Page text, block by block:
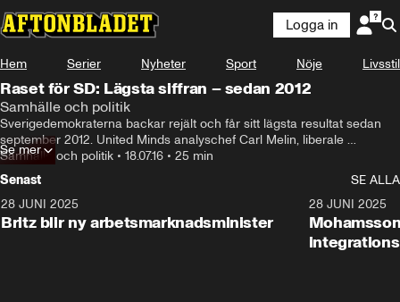
Logga in
Hem Serier Nyheter Sport Nöje Livsstil
Raset för SD: Lägsta siffran – sedan 2012
Samhälle och politik
Sverigedemokraterna backar rejält och får sitt lägsta resultat sedan
september 2012. United Minds analyschef Carl Melin, liberale
debattören Svend Dahl och Aftonbladets samhällschef Hanna Olsson
om undersökningen.
Samhälle och politik • 18.07.16 • 25 min
Se mer
Senast
SE ALLA
28 JUNI 2025
Britz blir ny arbetsmarknadsminister
28 JUNI 2025